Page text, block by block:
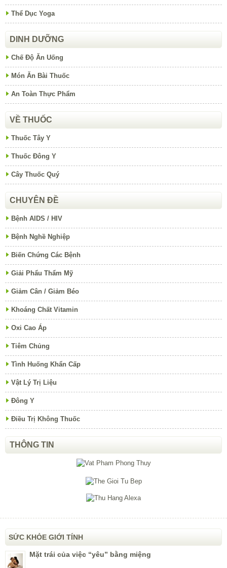
Thể Dục Yoga
DINH DƯỠNG
Chế Độ Ăn Uống
Món Ăn Bài Thuốc
An Toàn Thực Phẩm
VỀ THUỐC
Thuốc Tây Y
Thuốc Đông Y
Cây Thuốc Quý
CHUYÊN ĐỀ
Bệnh AIDS / HIV
Bệnh Nghề Nghiệp
Biến Chứng Các Bệnh
Giải Phẩu Thẩm Mỹ
Giảm Cân / Giảm Béo
Khoáng Chất Vitamin
Oxi Cao Áp
Tiêm Chủng
Tình Huống Khẩn Cấp
Vật Lý Trị Liệu
Đông Y
Điều Trị Không Thuốc
THÔNG TIN
SỨC KHỎE GIỚI TÍNH
Mặt trái của việc “yêu” bằng miệng